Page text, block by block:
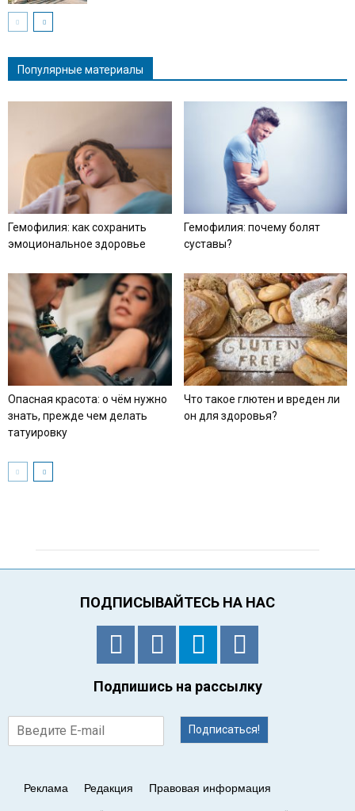
Популярные материалы
Гемофилия: как сохранить
эмоциональное здоровье
Гемофилия: почему болят
суставы?
Опасная красота: о чём нужно
знать, прежде чем делать
татуировку
Что такое глютен и вреден ли
он для здоровья?
ПОДПИСЫВАЙТЕСЬ НА НАС
Подпишись на рассылку
Подписаться!
Реклама Редакция Правовая информация